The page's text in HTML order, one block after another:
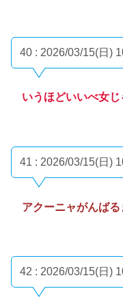
40 : 2026/03/15(日)
いうほどいいべ女
41 : 2026/03/15(日)
アクーニャがんばる
42 : 2026/03/15(日)